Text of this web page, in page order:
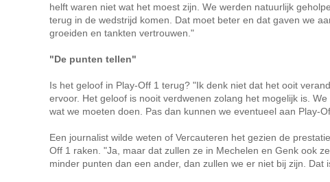
helft waren niet wat het moest zijn. We werden natuurlijk
terug in de wedstrijd komen. Dat moet beter en dat gaven we
groeiden en tankten vertrouwen."
"De punten tellen"
Is het geloof in Play-Off 1 terug? "Ik denk niet dat het ooit
ervoor. Het geloof is nooit verdwenen zolang het mogelijk is.
wat we moeten doen. Pas dan kunnen we eventueel aan Play-
Een journalist wilde weten of Vercauteren het gezien de
Off 1 raken. "Ja, maar dat zullen ze in Mechelen en Genk ook
minder punten dan een ander, dan zullen we er niet bij zijn. Dat